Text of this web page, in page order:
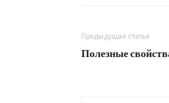
Предыдущая статья
Полезные